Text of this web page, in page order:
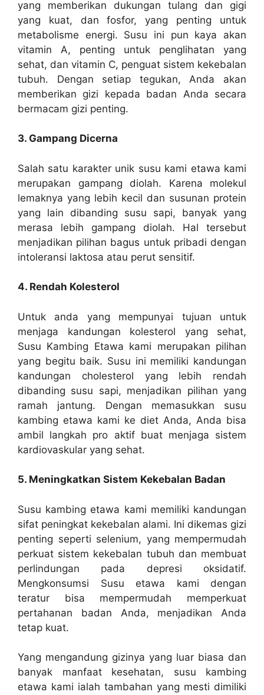
yang memberikan dukungan tulang dan gigi
yang kuat, dan fosfor, yang penting untuk
metabolisme energi. Susu ini pun kaya akan
vitamin A, penting untuk penglihatan yang
sehat, dan vitamin C, penguat sistem kekebalan
tubuh. Dengan setiap tegukan, Anda akan
memberikan gizi kepada badan Anda secara
bermacam gizi penting.
3. Gampang Dicerna
Salah satu karakter unik susu kami etawa kami
merupakan gampang diolah. Karena molekul
lemaknya yang lebih kecil dan susunan protein
yang lain dibanding susu sapi, banyak yang
merasa lebih gampang diolah. Hal tersebut
menjadikan pilihan bagus untuk pribadi dengan
intoleransi laktosa atau perut sensitif.
4. Rendah Kolesterol
Untuk anda yang mempunyai tujuan untuk
menjaga kandungan kolesterol yang sehat,
Susu Kambing Etawa kami merupakan pilihan
yang begitu baik. Susu ini memiliki kandungan
kandungan cholesterol yang lebih rendah
dibanding susu sapi, menjadikan pilihan yang
ramah jantung. Dengan memasukkan susu
kambing etawa kami ke diet Anda, Anda bisa
ambil langkah pro aktif buat menjaga sistem
kardiovaskular yang sehat.
5. Meningkatkan Sistem Kekebalan Badan
Susu kambing etawa kami memiliki kandungan
sifat peningkat kekebalan alami. Ini dikemas gizi
penting seperti selenium, yang mempermudah
perkuat sistem kekebalan tubuh dan membuat
perlindungan pada depresi oksidatif.
Mengkonsumsi Susu etawa kami dengan
teratur bisa mempermudah memperkuat
pertahanan badan Anda, menjadikan Anda
tetap kuat.
Yang mengandung gizinya yang luar biasa dan
banyak manfaat kesehatan, susu kambing
etawa kami ialah tambahan yang mesti dimiliki